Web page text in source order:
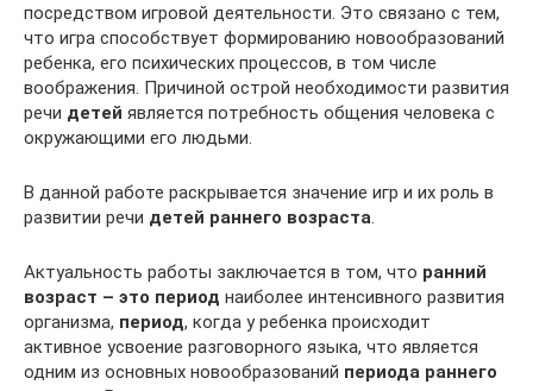
посредством игровой деятельности. Это связано с тем,
что игра способствует формированию новообразований
ребенка, его психических процессов, в том числе
воображения. Причиной острой необходимости развития
речи детей является потребность общения человека с
окружающими его людьми.
В данной работе раскрывается значение игр и их роль в
развитии речи детей раннего возраста.
Актуальность работы заключается в том, что ранний
возраст – это период наиболее интенсивного развития
организма, период, когда у ребенка происходит
активное усвоение разговорного языка, что является
одним из основных новообразований периода раннего